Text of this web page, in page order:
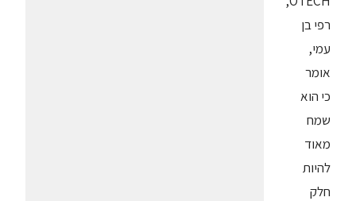
רפי בן
עמי,
אומר
כי הוא
שמח
מאוד
להיות
חלק